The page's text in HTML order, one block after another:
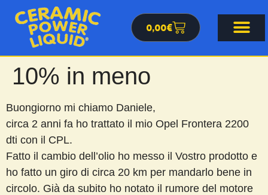
0,00€
10% in meno
Buongiorno mi chiamo Daniele,
circa 2 anni fa ho trattato il mio Opel Frontera 2200
dti con il CPL.
Fatto il cambio dell’olio ho messo il Vostro prodotto e
ho fatto un giro di circa 20 km per mandarlo bene in
circolo. Già da subito ho notato il rumore del motore